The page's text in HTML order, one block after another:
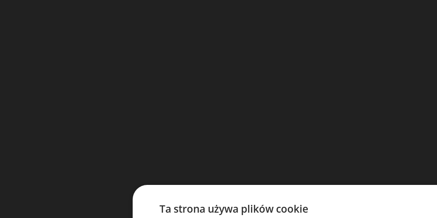
Strona zabezpieczona hasłem
Ta strona używa plików cookie